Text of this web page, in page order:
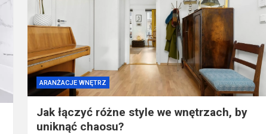
ARANŻACJE WNĘTRZ
Jak łączyć różne style we wnętrzach, by
uniknąć chaosu?